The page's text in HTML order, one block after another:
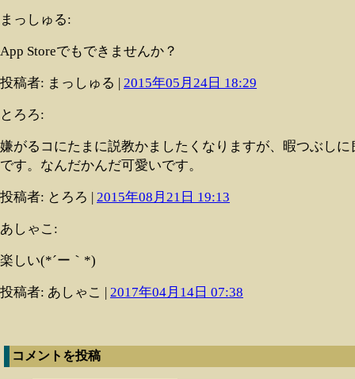
まっしゅる:
App Storeでもできませんか？
投稿者: まっしゅる | 2015年05月24日 18:29
とろろ:
嫌がるコにたまに説教かましたくなりますが、暇つぶしに
です。なんだかんだ可愛いです。
投稿者: とろろ | 2015年08月21日 19:13
あしゃこ:
楽しい(*´ー｀*)
投稿者: あしゃこ | 2017年04月14日 07:38
コメントを投稿